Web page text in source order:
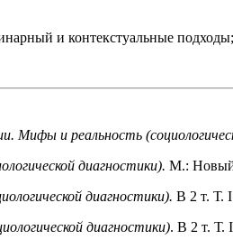
и контекстуальные подходы;
Мифы и реальность
диагностики). М.: Новый
диагностики). В 2 т. Т.
диагностики). В 2 т. Т.